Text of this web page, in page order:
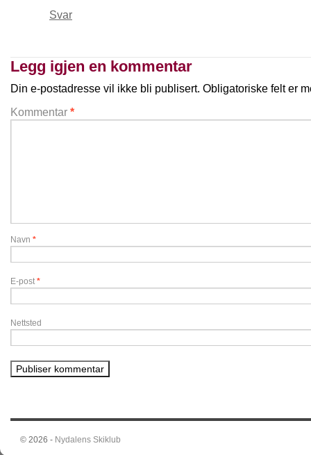
Svar
Legg igjen en kommentar
Din e-postadresse vil ikke bli publisert. Obligatoriske felt er
Kommentar *
Navn *
E-post *
Nettsted
© 2026 - Nydalens Skiklub